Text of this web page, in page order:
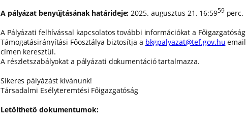
A pályázat benyújtásának határideje:2025. augusztus 21. 16:5959perc.
A Pályázati felhívással kapcsolatos további információkat a Főigazgatóság
Támogatásirányítási Főosztálya biztosítja a bkgpalyazat@tef.gov.hu email
címen keresztül.
A részletszabályokat a pályázati dokumentáció tartalmazza.
Sikeres pályázást kívánunk!
Társadalmi Esélyteremtési Főigazgatóság
Letölthető dokumentumok: